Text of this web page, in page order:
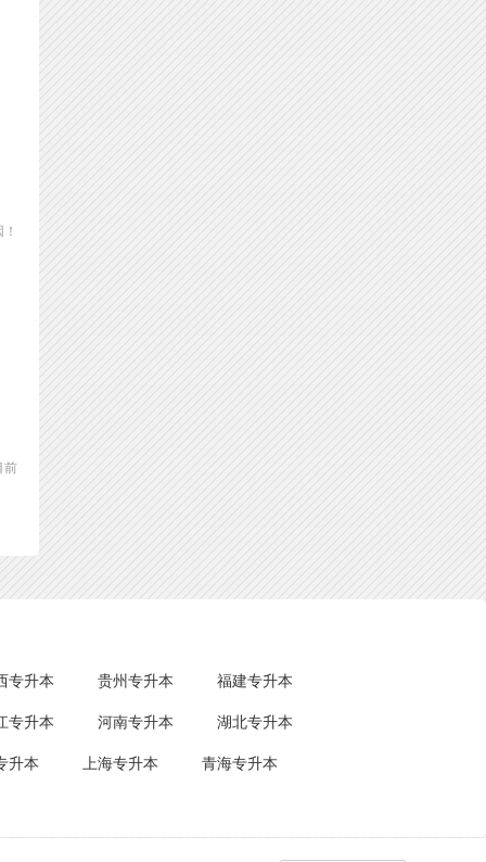
前
专升本 贵州专升本 福建专升本
专升本 河南专升本 湖北专升本
升本 上海专升本 青海专升本